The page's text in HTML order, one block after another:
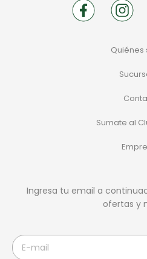
Quiénes
Sumate al
Ingresa tu email a
ofertas y